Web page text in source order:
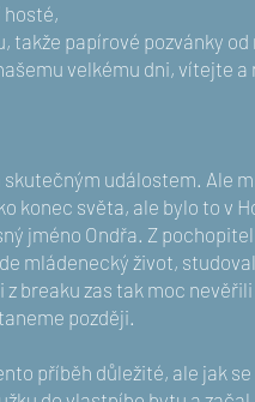
hosté,
takže papírové pozvánky
velkému dni, vítejte a
událostem. Ale
konec světa, ale bylo to v
jméno Ondřa. Z
mládenecký život,
breaku zas tak moc nevěřili
později.
příběh důležité, ale jak